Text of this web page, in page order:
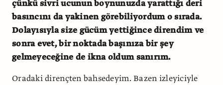
çünkü sivri ucunun boynunuzda yarattığı deri
basıncını da yakinen görebiliyordum o sırada.
Dolayısıyla size gücüm yettiğince direndim ve
sonra evet, bir noktada başınıza bir şey
gelmeyeceğine de ikna oldum sanırım.
Oradaki dirençten bahsedeyim. Bazen izleyiciyle